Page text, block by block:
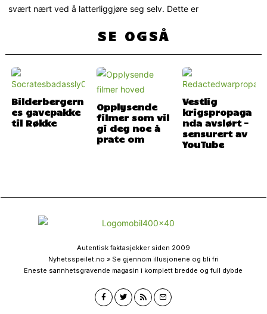
svært nært ved å latterliggjøre seg selv. Dette er
SE OGSÅ
Bilderbergern
es gavepakke
til Røkke
Opplysende
filmer som vil
gi deg noe å
prate om
Vestlig
krigspropaga
nda avslørt –
sensurert av
YouTube
Autentisk faktasjekker siden 2009
Nyhetsspeilet.no » Se gjennom illusjonene og bli fri
Eneste sannhetsgravende magasin i komplett bredde og full dybde